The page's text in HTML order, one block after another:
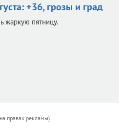
+36, грозы и град
жаркую пятницу.
правах рекламы)